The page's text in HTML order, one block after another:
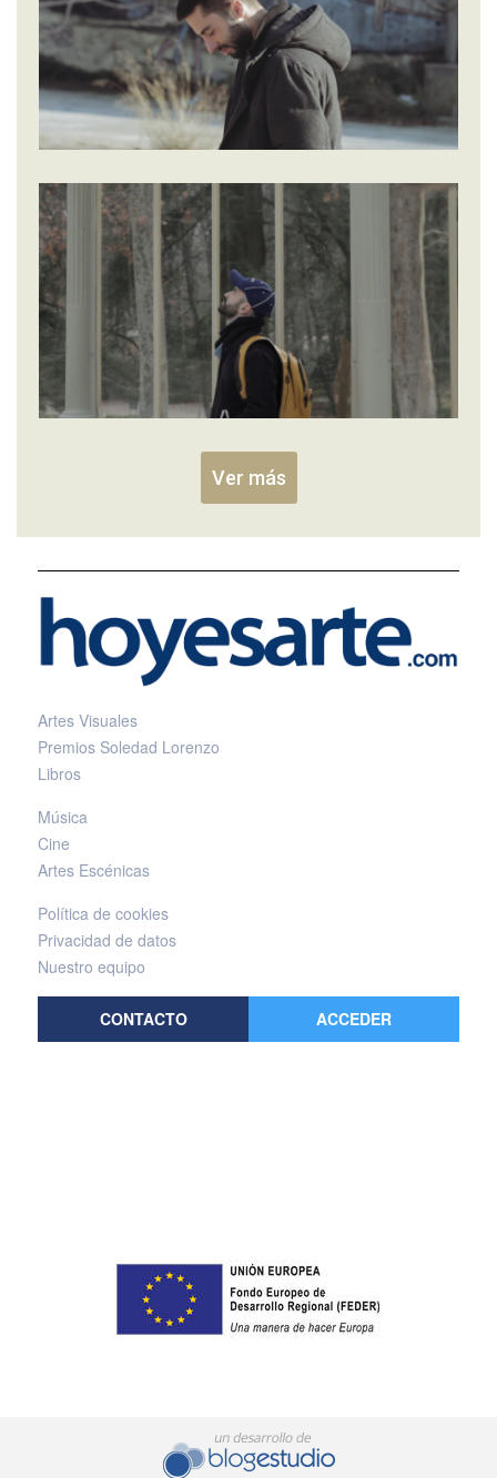
Ver más
Artes Visuales
Premios Soledad Lorenzo
Libros
Música
Cine
Artes Escénicas
Política de cookies
Privacidad de datos
Nuestro equipo
CONTACTO ACCEDER